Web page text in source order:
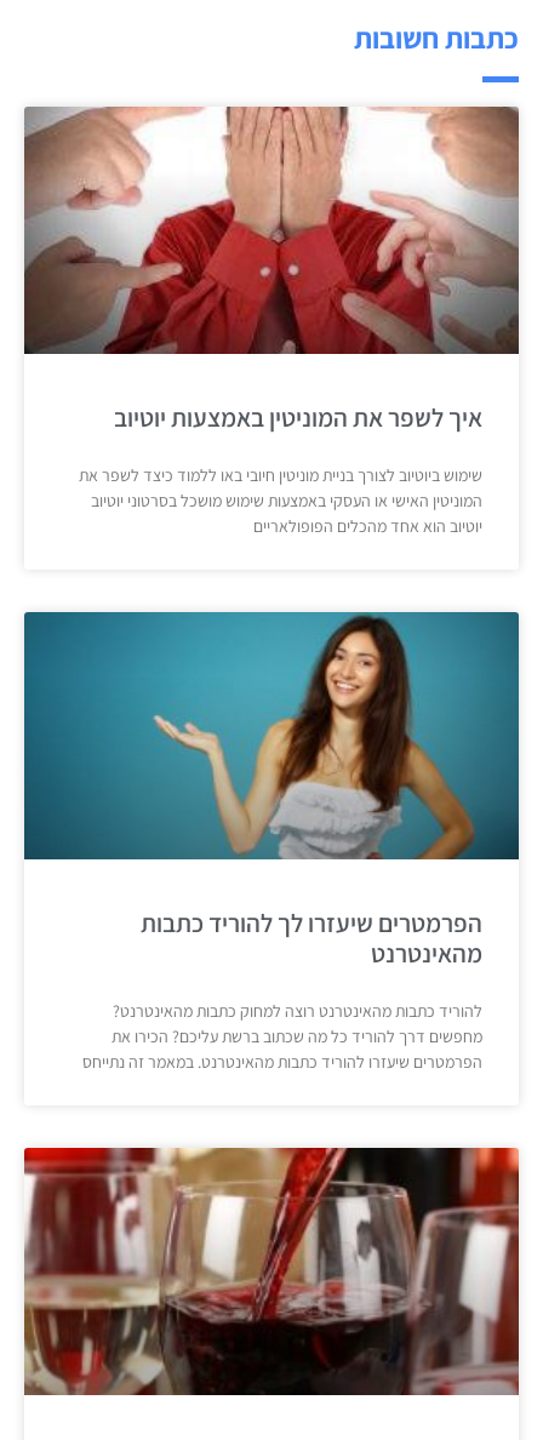
כתבות חשובות
איך לשפר את המוניטין באמצעות יוטיוב
שימוש ביוטיוב לצורך בניית מוניטין חיובי באו ללמוד כיצד לשפר את
המוניטין האישי או העסקי באמצעות שימוש מושכל בסרטוני יוטיוב
יוטיוב הוא אחד מהכלים הפופולאריים
הפרמטרים שיעזרו לך להוריד כתבות
מהאינטרנט
להוריד כתבות מהאינטרנט רוצה למחוק כתבות מהאינטרנט?
מחפשים דרך להוריד כל מה שכתוב ברשת עליכם? הכירו את
הפרמטרים שיעזרו להוריד כתבות מהאינטרנט. במאמר זה נתייחס